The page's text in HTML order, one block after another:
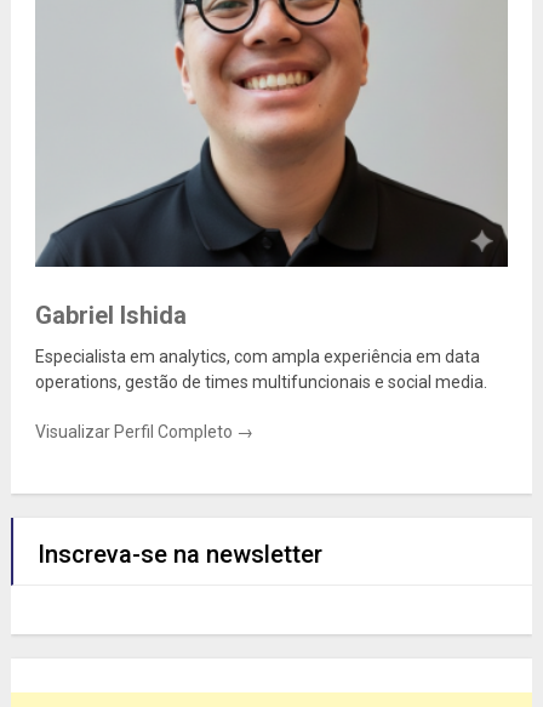
Gabriel Ishida
Especialista em analytics, com ampla experiência em data
operations, gestão de times multifuncionais e social media.
Visualizar Perfil Completo →
Inscreva-se na newsletter